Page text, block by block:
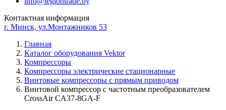
Контактная информация
г. Минск, ул.Монтажников 53
Главная
Каталог оборудования Vektor
Компрессоры
Компрессоры электрические стационарные
Винтовые компрессоры с прямым приводом
Винтовой компрессор с частотным преобразователем
CrossAir CA37-8GA-F